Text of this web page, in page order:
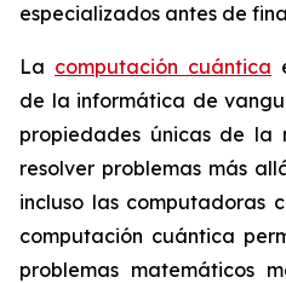
especializados antes de
La computación cuántica
de la informática de
propiedades únicas de la
resolver problemas más
incluso las computadoras
computación cuántica
problemas matemáticos